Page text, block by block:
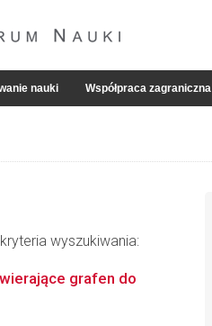
nauki Współpraca zagraniczna
wyszukiwania:
grafen do